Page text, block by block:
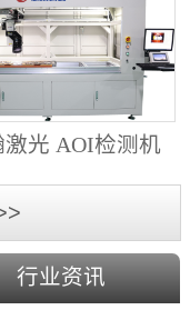
激光 AOI检测机
号HA18DM6)
行业资讯